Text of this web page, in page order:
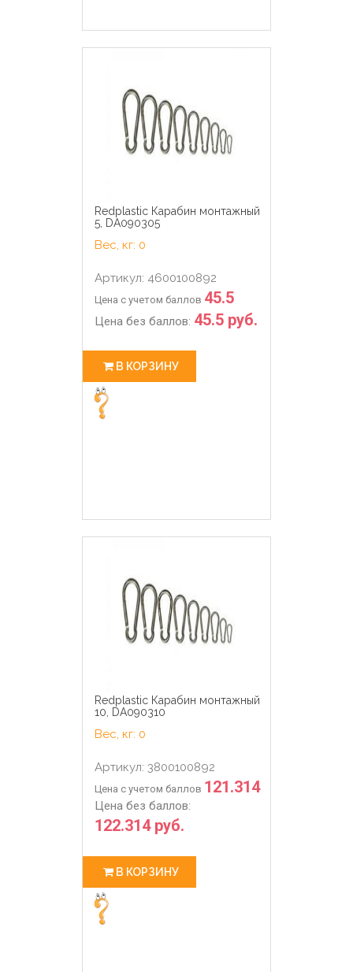
Redplastic Карабин монтажный
5, DA090305
Вес, кг: 0
Артикул: 4600100892
Цена с учетом баллов 45.5
Цена без баллов: 45.5 руб.
В КОРЗИНУ
Redplastic Карабин монтажный
10, DA090310
Вес, кг: 0
Артикул: 3800100892
Цена с учетом баллов 121.314
Цена без баллов:
122.314 руб.
В КОРЗИНУ